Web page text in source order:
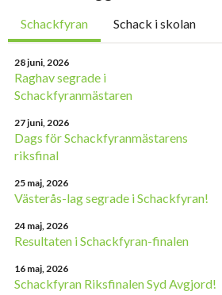
Schackfyran Schack i skolan
28 juni, 2026
Raghav segrade i
Schackfyranmästaren
27 juni, 2026
Dags för Schackfyranmästarens
riksfinal
25 maj, 2026
Västerås-lag segrade i Schackfyran!
24 maj, 2026
Resultaten i Schackfyran-finalen
16 maj, 2026
Schackfyran Riksfinalen Syd Avgjord!